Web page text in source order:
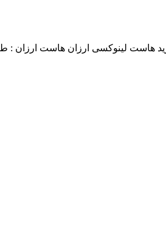
هاست لینوکسی ارزان هاست ارزان :